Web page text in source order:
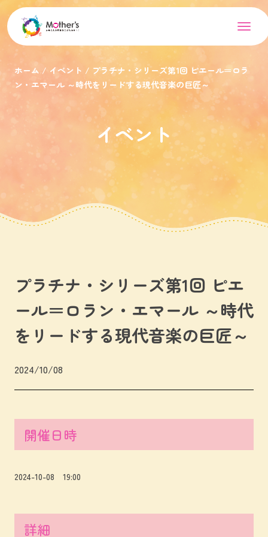
ホーム イベント
プラチナ・シリーズ第1回 ピエール＝ロラ
ン・エマール ～時代をリードする現代音楽の巨匠～
イベント
プラチナ・シリーズ第1回 ピエ
ール＝ロラン・エマール ～時代
をリードする現代音楽の巨匠～
2024/10/08
開催日時
2024-10-08 19:00
詳細